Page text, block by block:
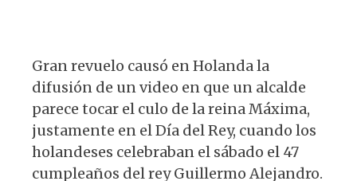
Gran revuelo causó en Holanda la
difusión de un video en que un alcalde
parece tocar el culo de la reina Máxima,
justamente en el Día del Rey, cuando los
holandeses celebraban el sábado el 47
cumpleaños del rey Guillermo Alejandro.